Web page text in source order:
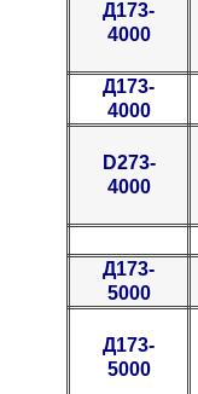
Д173-
4000
Д173-
4000
D273-
4000
Д173-
5000
Д173-
5000